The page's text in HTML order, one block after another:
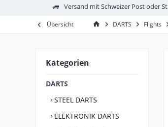
Versand mit Schweizer Post oder
Übersicht DARTS Flights
Kategorien
DARTS
STEEL DARTS
ELEKTRONIK DARTS